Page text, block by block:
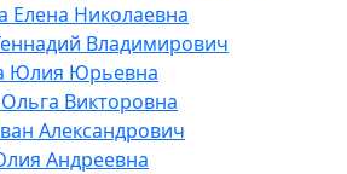
Елена Николаевна
Владимирович
Юлия Юрьевна
Викторовна
Александрович
Андреевна